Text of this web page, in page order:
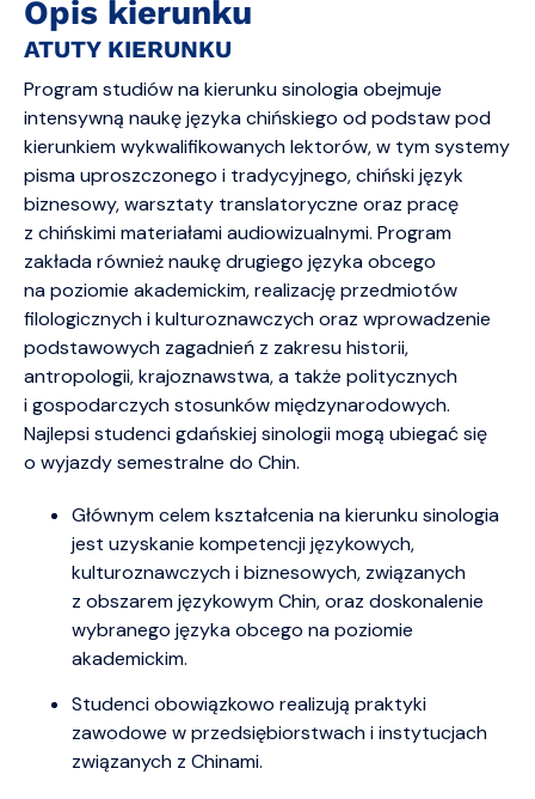
Opis kierunku
ATUTY KIERUNKU
Program studiów na kierunku sinologia obejmuje
intensywną naukę języka chińskiego od podstaw pod
kierunkiem wykwalifikowanych lektorów, w tym systemy
pisma uproszczonego i tradycyjnego, chiński język
biznesowy, warsztaty translatoryczne oraz pracę
z chińskimi materiałami audiowizualnymi. Program
zakłada również naukę drugiego języka obcego
na poziomie akademickim, realizację przedmiotów
filologicznych i kulturoznawczych oraz wprowadzenie
podstawowych zagadnień z zakresu historii,
antropologii, krajoznawstwa, a także politycznych
i gospodarczych stosunków międzynarodowych.
Najlepsi studenci gdańskiej sinologii mogą ubiegać się
o wyjazdy semestralne do Chin.
Głównym celem kształcenia na kierunku sinologia
jest uzyskanie kompetencji językowych,
kulturoznawczych i biznesowych, związanych
z obszarem językowym Chin, oraz doskonalenie
wybranego języka obcego na poziomie
akademickim.
Studenci obowiązkowo realizują praktyki
zawodowe w przedsiębiorstwach i instytucjach
związanych z Chinami.